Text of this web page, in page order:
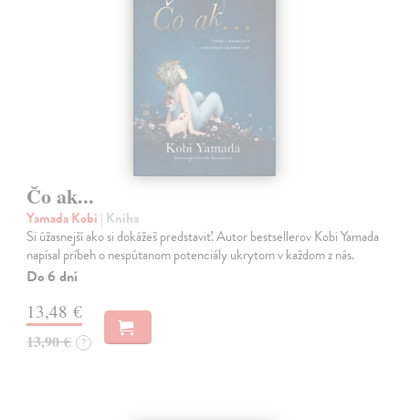
Čo ak...
Yamada Kobi | Kniha
Si úžasnejší ako si dokážeš predstaviť. Autor bestsellerov Kobi Yamada
napísal príbeh o nespútanom potenciály ukrytom v každom z nás.
Do 6 dní
13,48 €
13,90 € ?